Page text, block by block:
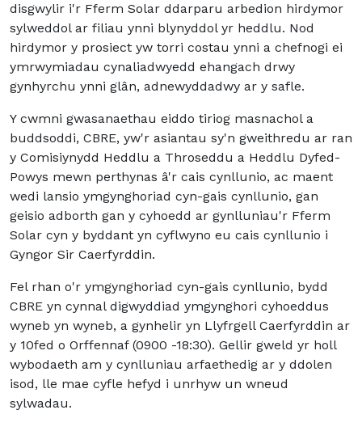
disgwylir i'r Fferm Solar ddarparu arbedion hirdymor
sylweddol ar filiau ynni blynyddol yr heddlu. Nod
hirdymor y prosiect yw torri costau ynni a chefnogi ei
ymrwymiadau cynaliadwyedd ehangach drwy
gynhyrchu ynni glân, adnewyddadwy ar y safle.
Y cwmni gwasanaethau eiddo tiriog masnachol a
buddsoddi, CBRE, yw'r asiantau sy'n gweithredu ar ran
y Comisiynydd Heddlu a Throseddu a Heddlu Dyfed-
Powys mewn perthynas â'r cais cynllunio, ac maent
wedi lansio ymgynghoriad cyn-gais cynllunio, gan
geisio adborth gan y cyhoedd ar gynlluniau'r Fferm
Solar cyn y byddant yn cyflwyno eu cais cynllunio i
Gyngor Sir Caerfyrddin.
Fel rhan o'r ymgynghoriad cyn-gais cynllunio, bydd
CBRE yn cynnal digwyddiad ymgynghori cyhoeddus
wyneb yn wyneb, a gynhelir yn Llyfrgell Caerfyrddin ar
y 10fed o Orffennaf (0900 -18:30). Gellir gweld yr holl
wybodaeth am y cynlluniau arfaethedig ar y ddolen
isod, lle mae cyfle hefyd i unrhyw un wneud
sylwadau.